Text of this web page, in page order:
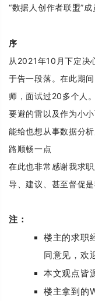
“数据人创作者联盟”成
序
从2021年10月下定决
于告一段落。在此期
师，面试过20多个人
要避的雷以及作为小
能给也想从事数据分
路顺畅一点
在此也非常感谢我求
导、建议、甚至督促
注：
楼主的求职
同意见，欢
本文观点皆
楼主拿到的